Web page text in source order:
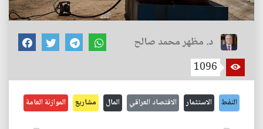
د. مظهر محمد صالح
1096
النفط الاستثمار الاقتصاد العراقي المال مشاريع الموازنة العامة